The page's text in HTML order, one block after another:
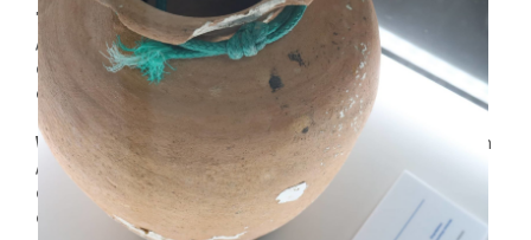
"dethemekit_gallery_image_vcell_tablet" in
/home/rk9s5y0dt5go/public_html/wp-
content/plugins/dethemekit-for-
elementor/widgets/dethemekit-grid.phpon line 2505
Warning
: Trying to access array offset on value of type null in
/home/rk9s5y0dt5go/public_html/wp-
content/plugins/dethemekit-for-
elementor/widgets/dethemekit-grid.php
on line2505